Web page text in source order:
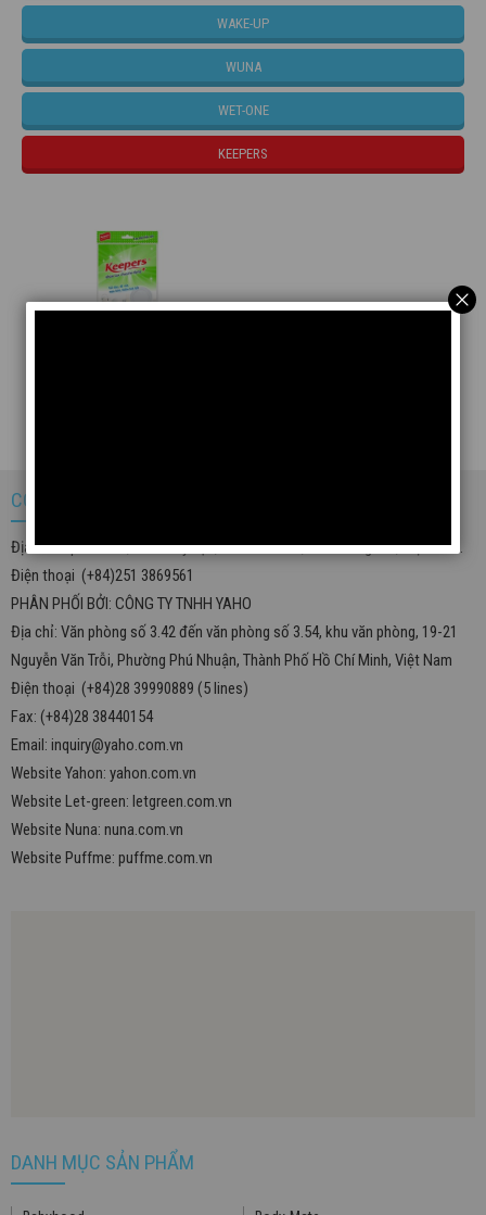
WAKE-UP
WUNA
WET-ONE
KEEPERS
CÔNG TY TRÁCH NHIỆM HỮU HẠN YAHON
Địa chỉ: Ấp An Chu, Thôn Tây Lạc, Xã Bình Minh, Tỉnh Đồng Nai, Việt Nam.
Điện thoại (+84)251 3869561
PHÂN PHỐI BỞI: CÔNG TY TNHH YAHO
Địa chỉ: Văn phòng số 3.42 đến văn phòng số 3.54, khu văn phòng, 19-21
Nguyễn Văn Trỗi, Phường Phú Nhuận, Thành Phố Hồ Chí Minh, Việt Nam
Điện thoại (+84)28 39990889 (5 lines)
Fax: (+84)28 38440154
Email: inquiry@yaho.com.vn
Website Yahon: yahon.com.vn
Website Let-green: letgreen.com.vn
Website Nuna: nuna.com.vn
Website Puffme: puffme.com.vn
DANH MỤC SẢN PHẨM